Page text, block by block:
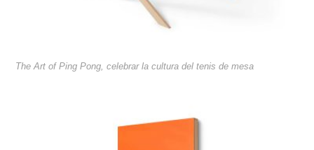
The Art of Ping Pong, celebrar la cultura del tenis de mesa